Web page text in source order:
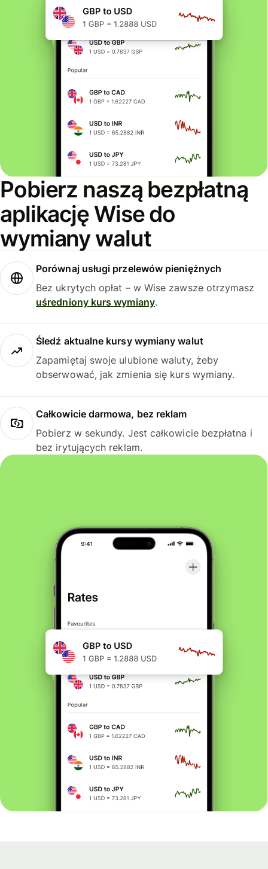
Pobierz naszą bezpłatną
aplikację Wise do
wymiany walut
Porównaj usługi przelewów pieniężnych
Bez ukrytych opłat – w Wise zawsze otrzymasz
uśredniony kurs wymiany.
Śledź aktualne kursy wymiany walut
Zapamiętaj swoje ulubione waluty, żeby
obserwować, jak zmienia się kurs wymiany.
Całkowicie darmowa, bez reklam
Pobierz w sekundy. Jest całkowicie bezpłatna i
bez irytujących reklam.